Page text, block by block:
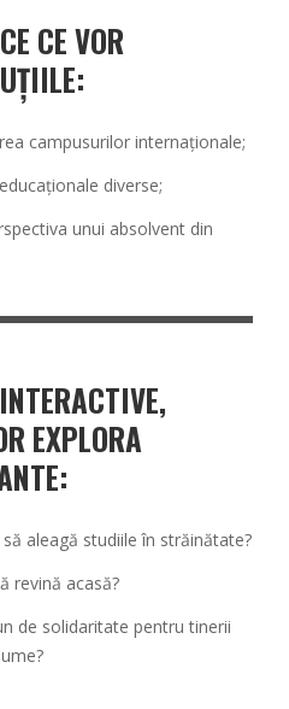
CE VOR
campusurilor internaționale;
diverse;
unui absolvent din
EXPLORA
aleagă studiile în străinătate?
revină acasă?
de solidaritate pentru tinerii